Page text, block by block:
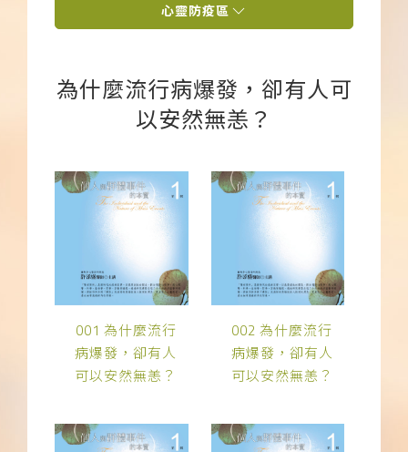
心靈防疫區
為什麼流行病爆發，卻有人可
以安然無恙？
001 為什麼流行
病爆發，卻有人
可以安然無恙？
002 為什麼流行
病爆發，卻有人
可以安然無恙？